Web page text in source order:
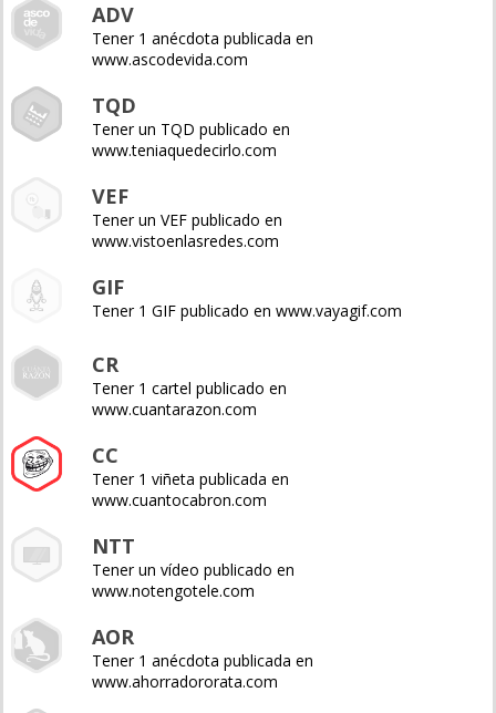
ADV
Tener 1 anécdota publicada en
www.ascodevida.com
TQD
Tener un TQD publicado en
www.teniaquedecirlo.com
VEF
Tener un VEF publicado en
www.vistoenlasredes.com
GIF
Tener 1 GIF publicado en www.vayagif.com
CR
Tener 1 cartel publicado en
www.cuantarazon.com
CC
Tener 1 viñeta publicada en
www.cuantocabron.com
NTT
Tener un vídeo publicado en
www.notengotele.com
AOR
Tener 1 anécdota publicada en
www.ahorradororata.com